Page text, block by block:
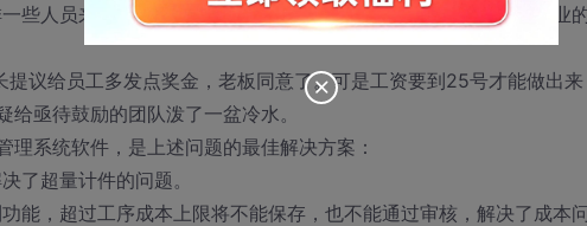
些人员来统计各个制单、每个工序的生产进度，重复劳动带给企业
议给员工多发点奖金，老板同意了。可是工资要到25号才能做出来
亟待鼓励的团队泼了一盆冷水。
系统软件，是上述问题的最佳解决方案：
了超量计件的问题。
能，超过工序成本上限将不能保存，也不能通过审核，解决了成本